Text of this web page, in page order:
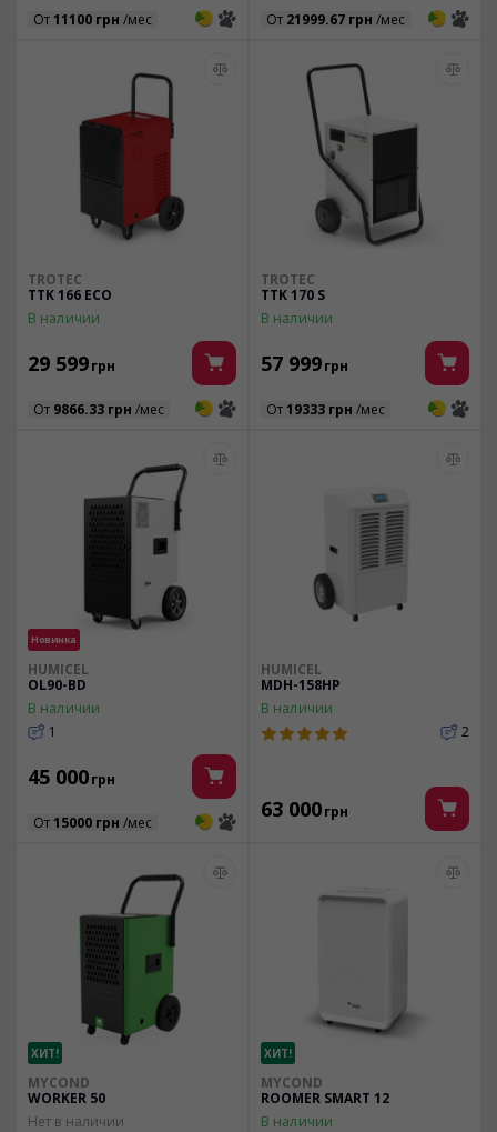
От 11100 грн /мес 3 3 От 21999.67 грн /мес 3 3
TROTEC
TTK 166 ECO
В наличии
29 599грн
От 9866.33 грн /мес 3 3
TROTEC
TTK 170 S
В наличии
57 999грн
От 19333 грн /мес 3 3
Новинка
HUMICEL
OL90-BD
В наличии
1
45 000грн
От 15000 грн /мес 3 3
HUMICEL
MDH-158HP
В наличии
2
63 000грн
ХИТ!
MYCOND
WORKER 50
Нет в наличии
ХИТ!
MYCOND
ROOMER SMART 12
В наличии